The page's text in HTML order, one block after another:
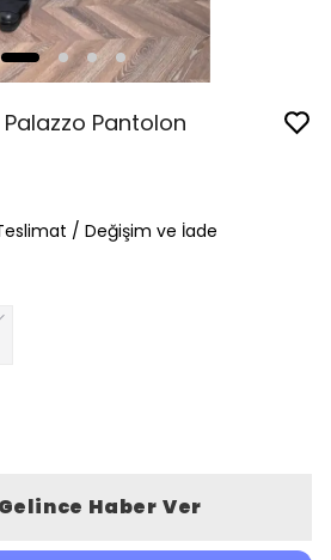
Pantolon
/ Değişim ve İade
Haber Ver